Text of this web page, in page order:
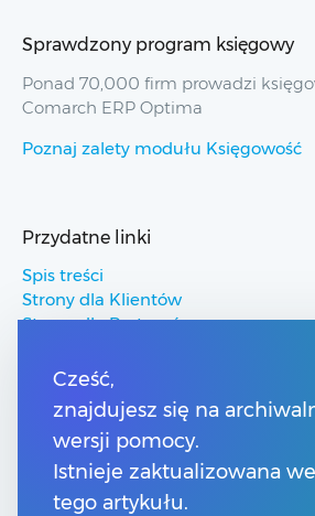
Sprawdzony program księgowy
Ponad 70,000 firm prowadzi
Comarch ERP Optima
Poznaj zalety modułu Księgowość
Przydatne linki
Spis treści
Strony dla Klientów
Strony dla Partnerów
Pomoc Comarch Betterfly
Pomoc Comarch e-Sklep
Pomoc Comarch HRM
Kontakt
Cześć,
znajdujesz się na
wersji pomocy.
Istnieje zaktualizowana
tego artykułu.